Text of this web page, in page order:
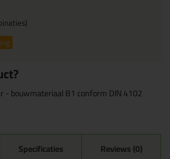
- bouwmateriaal B1 conform DIN 4102
Specificaties Reviews (0)